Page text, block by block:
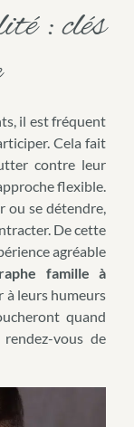
: clés
il est fréquent
Cela fait
contre leur
flexible.
ou se détendre,
De cette
agréable
famille à
à leurs humeurs
quand
vous de